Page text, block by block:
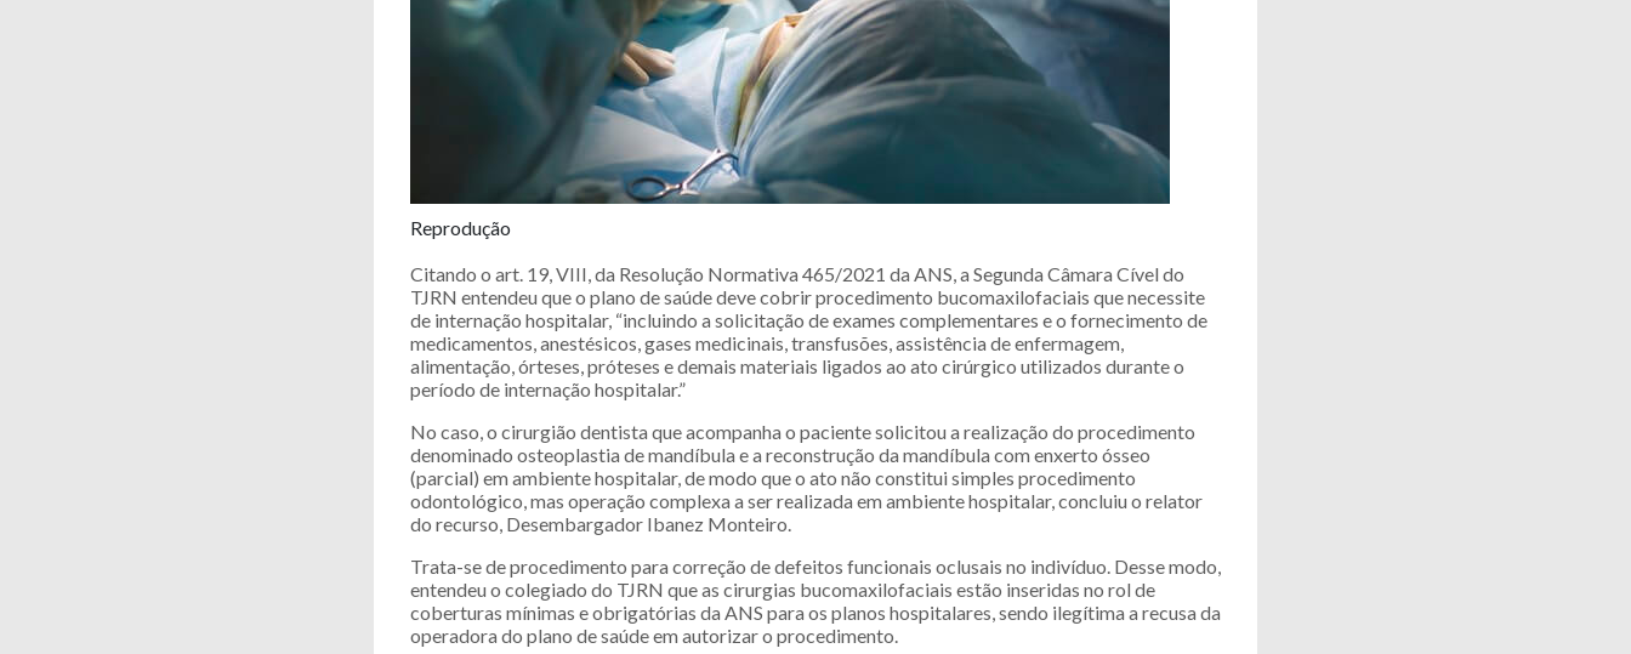
Reprodução
Citando o art. 19, VIII, da Resolução Normativa 465/2021 da ANS, a Segunda Câmara Cível do
TJRN entendeu que o plano de saúde deve cobrir procedimento bucomaxilofaciais que necessite
de internação hospitalar, “incluindo a solicitação de exames complementares e o fornecimento de
medicamentos, anestésicos, gases medicinais, transfusões, assistência de enfermagem,
alimentação, órteses, próteses e demais materiais ligados ao ato cirúrgico utilizados durante o
período de internação hospitalar.”
No caso, o cirurgião dentista que acompanha o paciente solicitou a realização do procedimento
denominado osteoplastia de mandíbula e a reconstrução da mandíbula com enxerto ósseo
(parcial) em ambiente hospitalar, de modo que o ato não constitui simples procedimento
odontológico, mas operação complexa a ser realizada em ambiente hospitalar, concluiu o relator
do recurso, Desembargador Ibanez Monteiro.
Trata-se de procedimento para correção de defeitos funcionais oclusais no indivíduo. Desse modo,
entendeu o colegiado do TJRN que as cirurgias bucomaxilofaciais estão inseridas no rol de
coberturas mínimas e obrigatórias da ANS para os planos hospitalares, sendo ilegítima a recusa da
operadora do plano de saúde em autorizar o procedimento.